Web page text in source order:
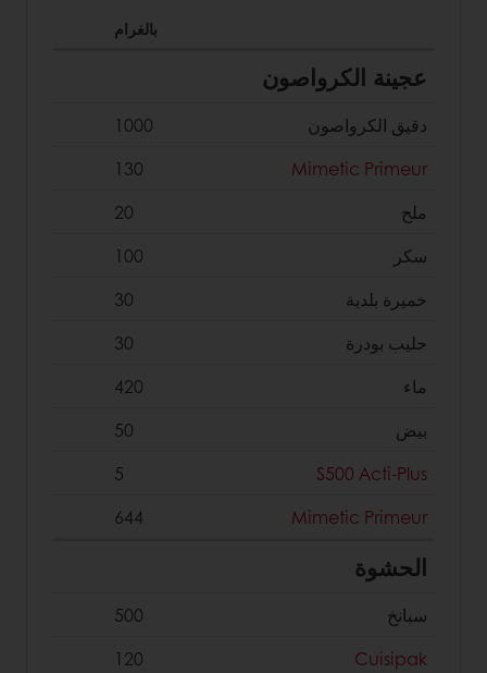
بالغرام
عجینة الکرواصون
دقیق الکرواصون
1000
Mimetic Primeur
130
ملح
20
سکر
100
خمیرة بلدیة
30
حلیب بودرة
30
ماء
420
بیض
50
S500 Acti-Plus
5
Mimetic Primeur
644
الحشوة
سبانخ
500
Cuisipak
120